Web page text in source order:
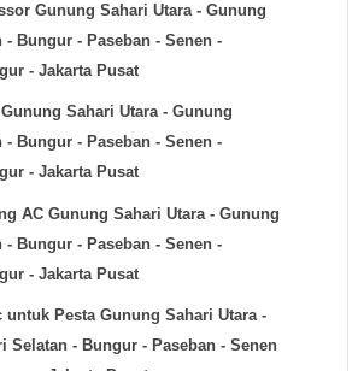
Gunung Sahari Utara - Gunung
- Bungur - Paseban - Senen -
- Jakarta Pusat
Gunung Sahari Utara - Gunung
- Bungur - Paseban - Senen -
- Jakarta Pusat
AC Gunung Sahari Utara - Gunung
- Bungur - Paseban - Senen -
- Jakarta Pusat
untuk Pesta Gunung Sahari Utara -
Selatan - Bungur - Paseban - Senen